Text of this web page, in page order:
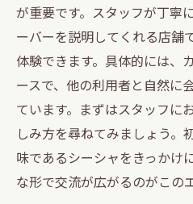
自分だけの特別な
が重要です。スタッフが丁寧
ーバーを説明してくれる店舗
体験できます。具体的には、
ースで、他の利用者と自然に
ています。まずはスタッフに
しみ方を尋ねてみましょう。
味であるシーシャをきっかけ
な形で交流が広がるのがこの